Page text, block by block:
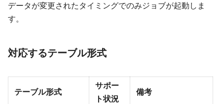
データが変更されたタイミングでのみジョブが起動しま
す。
対応するテーブル形式
テーブル形式
サポー
ト状況
備考